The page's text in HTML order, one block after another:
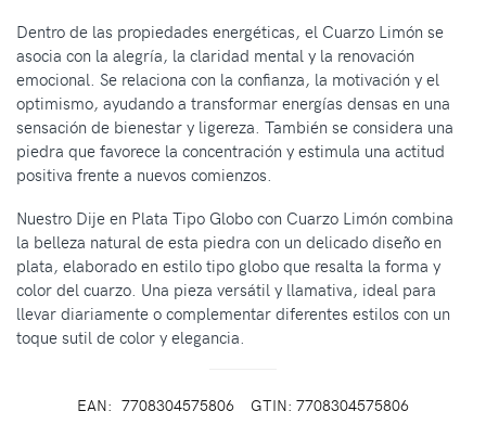
Dentro de las propiedades energéticas, el Cuarzo Limón se
asocia con la alegría, la claridad mental y la renovación
emocional. Se relaciona con la confianza, la motivación y el
optimismo, ayudando a transformar energías densas en una
sensación de bienestar y ligereza. También se considera una
piedra que favorece la concentración y estimula una actitud
positiva frente a nuevos comienzos.
Nuestro Dije en Plata Tipo Globo con Cuarzo Limón combina
la belleza natural de esta piedra con un delicado diseño en
plata, elaborado en estilo tipo globo que resalta la forma y
color del cuarzo. Una pieza versátil y llamativa, ideal para
llevar diariamente o complementar diferentes estilos con un
toque sutil de color y elegancia.
EAN: 7708304575806
GTIN: 7708304575806